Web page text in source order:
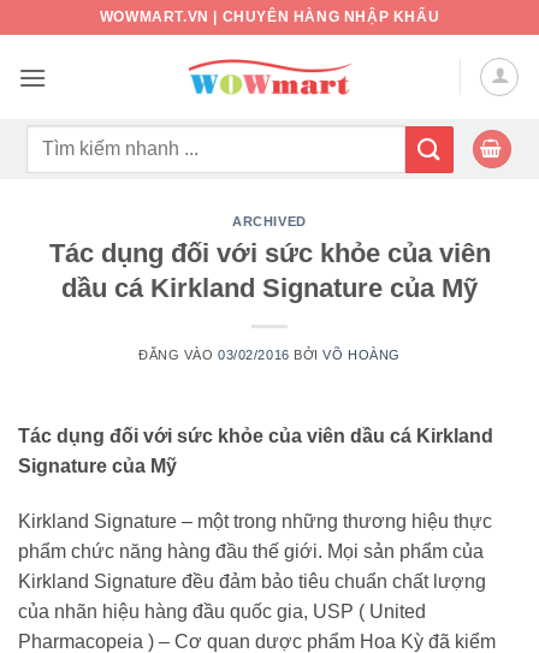
nội
WOWMART.VN | CHUYÊN HÀNG NHẬP KHẨU
Tìm
ARCHIVED
Tác dụng đối với sức khỏe của viên
dầu cá Kirkland Signature của Mỹ
ĐĂNG VÀO03/02/2016 BỞIVÕ HOÀNG
Tác dụng đối với sức khỏe của viên dầu cá Kirkland
Signature của Mỹ
Kirkland Signature – một trong những thương hiệu thực
phẩm chức năng hàng đầu thế giới. Mọi sản phẩm của
Kirkland Signature đều đảm bảo tiêu chuẩn chất lượng
của nhãn hiệu hàng đầu quốc gia, USP ( United
Pharmacopeia ) – Cơ quan dược phẩm Hoa Kỳ đã kiểm